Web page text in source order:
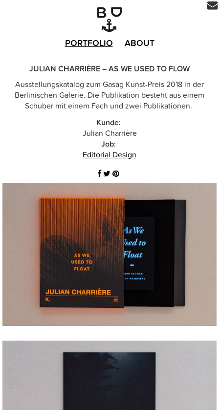
PORTFOLIO ABOUT
JULIAN CHARRIÈRE – AS WE USED TO FLOW
Ausstellungskatalog zum Gasag Kunst-Preis 2018 in der
Berlinischen Galerie. Die Publikation besteht aus einem
Schuber mit einem Fach und zwei Publikationen.
Kunde:
Julian Charrière
Job:
Editorial Design